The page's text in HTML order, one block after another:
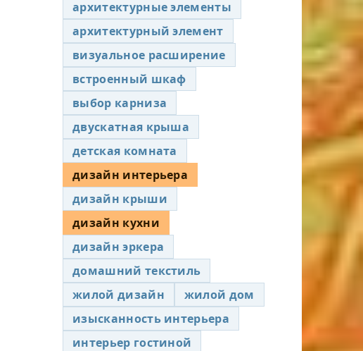
архитектурные элементы
архитектурный элемент
визуальное расширение
встроенный шкаф
выбор карниза
двускатная крыша
детская комната
дизайн интерьера
дизайн крыши
дизайн кухни
дизайн эркера
домашний текстиль
жилой дизайн
жилой дом
изысканность интерьера
интерьер гостиной